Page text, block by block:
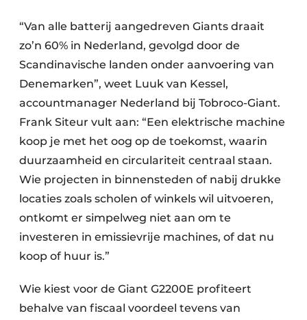
“Van alle batterij aangedreven Giants draait
zo’n 60% in Nederland, gevolgd door de
Scandinavische landen onder aanvoering van
Denemarken”, weet Luuk van Kessel,
accountmanager Nederland bij Tobroco-Giant.
Frank Siteur vult aan: “Een elektrische machine
koop je met het oog op de toekomst, waarin
duurzaamheid en circulariteit centraal staan.
Wie projecten in binnensteden of nabij drukke
locaties zoals scholen of winkels wil uitvoeren,
ontkomt er simpelweg niet aan om te
investeren in emissievrije machines, of dat nu
koop of huur is.”
Wie kiest voor de Giant G2200E profiteert
behalve van fiscaal voordeel tevens van